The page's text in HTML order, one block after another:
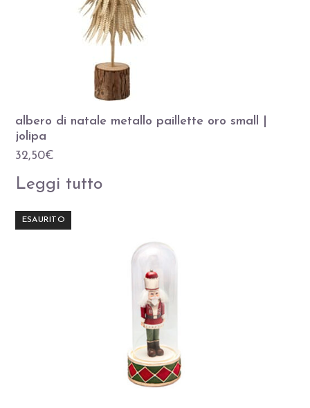
albero di natale metallo paillette oro small |
jolipa
32,50€
Leggi tutto
ESAURITO